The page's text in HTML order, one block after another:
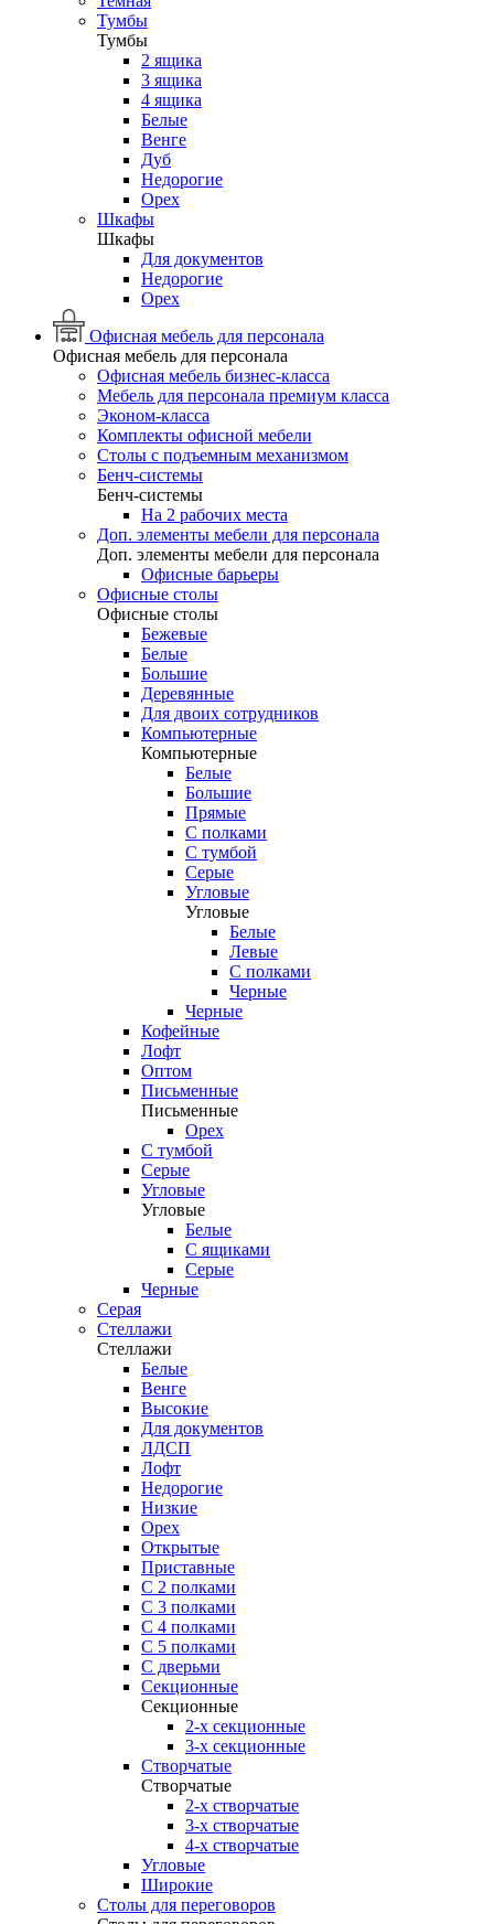
Тумбы
Тумбы
2 ящика
3 ящика
4 ящика
Белые
Венге
Дуб
Недорогие
Орех
Шкафы
Шкафы
Для документов
Недорогие
Орех
Офисная мебель для персонала
Офисная мебель для персонала
Офисная мебель бизнес-класса
Мебель для персонала премиум класса
Эконом-класса
Комплекты офисной мебели
Столы с подъемным механизмом
Бенч-системы
Бенч-системы
На 2 рабочих места
Доп. элементы мебели для персонала
Доп. элементы мебели для персонала
Офисные барьеры
Офисные столы
Офисные столы
Бежевые
Белые
Большие
Деревянные
Для двоих сотрудников
Компьютерные
Компьютерные
Белые
Большие
Прямые
С полками
С тумбой
Серые
Угловые
Угловые
Белые
Левые
С полками
Черные
Черные
Кофейные
Лофт
Оптом
Письменные
Письменные
Орех
С тумбой
Серые
Угловые
Угловые
Белые
С ящиками
Серые
Черные
Серая
Стеллажи
Стеллажи
Белые
Венге
Высокие
Для документов
ЛДСП
Лофт
Недорогие
Низкие
Орех
Открытые
Приставные
С 2 полками
С 3 полками
С 4 полками
С 5 полками
С дверьми
Секционные
Секционные
2-х секционные
3-х секционные
Створчатые
Створчатые
2-х створчатые
3-х створчатые
4-х створчатые
Угловые
Широкие
Столы для переговоров